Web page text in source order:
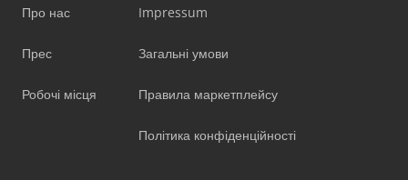
Про нас
Прес
Робочі місця
Impressum
Загальні умови
Правила маркетплейсу
Політика конфіденційності